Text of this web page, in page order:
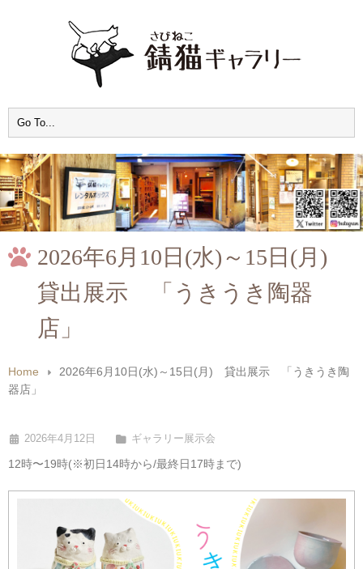
Home
2026年6月10日(水)～15日(月) 貸出展示 「うきうき陶
器店」
2026年6月10日(水)～15日(月)
貸出展示 「うきうき陶器
店」
2026年4月12日 ギャラリー展示会
12時〜19時(※初日14時から/最終日17時まで)